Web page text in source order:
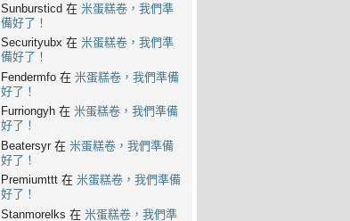
Sunbursticd 在 米蛋糕卷，我們準
備好了！
Securityubx 在 米蛋糕卷，我們準
備好了！
Fendermfo 在 米蛋糕卷，我們準備
好了！
Furriongyh 在 米蛋糕卷，我們準備
好了！
Beatersyr 在 米蛋糕卷，我們準備
好了！
Premiumttt 在 米蛋糕卷，我們準備
好了！
Stanmorelks 在 米蛋糕卷，我們準